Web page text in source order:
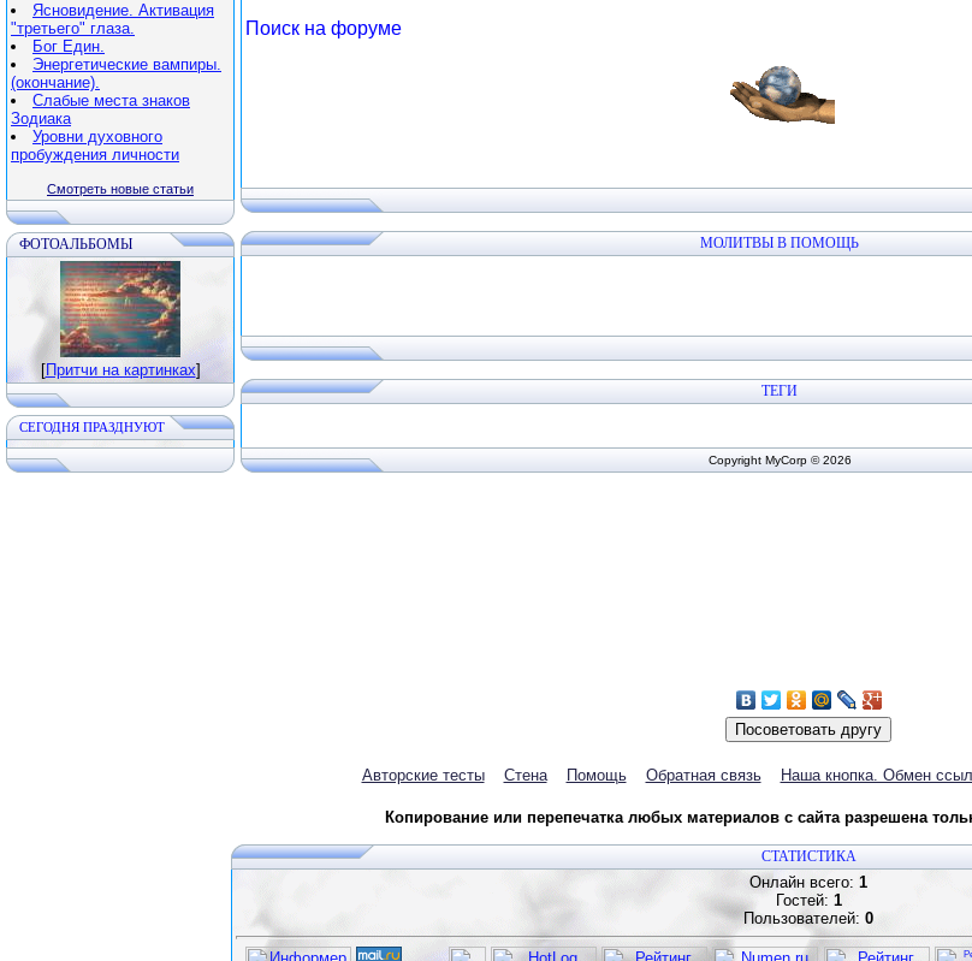
Ясновидение. Активация
"третьего" глаза.
Бог Един.
Энергетические вампиры.
(окончание).
Слабые места знаков
Зодиака
Уровни духовного
пробуждения личности
Смотреть новые статьи
ФОТОАЛЬБОМЫ
[Притчи на картинках]
CЕГОДНЯ ПРАЗДНУЮТ
Поиск на форуме
МОЛИТВЫ В ПОМОЩЬ
ТЕГИ
Copyright MyCorp © 2026
Авторские тесты Стена Помощь Обратная связь Наша кнопка. Обмен
Копирование или перепечатка любых материалов с сайта разрешена
СТАТИСТИКА
Онлайн всего: 1
Гостей: 1
Пользователей: 0